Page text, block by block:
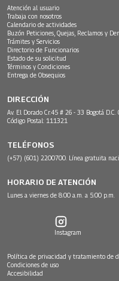
Atención al usuario
Trabaja con nosotros
Calendario de actividades
Buzón Peticiones, Quejas, Reclamos y
Trámites y Servicios
Directorio de Funcionarios
Estado de su solicitud
Términos y Condiciones
Entrega de Obsequios
DIRECCIÓN
Av. El Dorado Cr.45 # 26 - 33 Bogotá D.C.
Código Postal: 111321
TELÉFONOS
(+57) (601) 2200700. Línea gratuita
HORARIO DE ATENCIÓN
Lunes a viernes de 8:00 a.m. a 5:00 p.m.
Instagram
Política de privacidad y tratamiento de
Condiciones de uso
Accesibilidad